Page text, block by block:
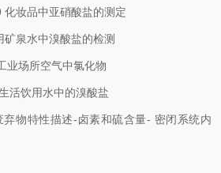
妆品中亚硝酸盐的测定
泉水中溴酸盐的检测
业场所空气中氯化物
活饮用水中的溴酸盐
弃物特性描述-卤素和硫含量- 密闭系统内